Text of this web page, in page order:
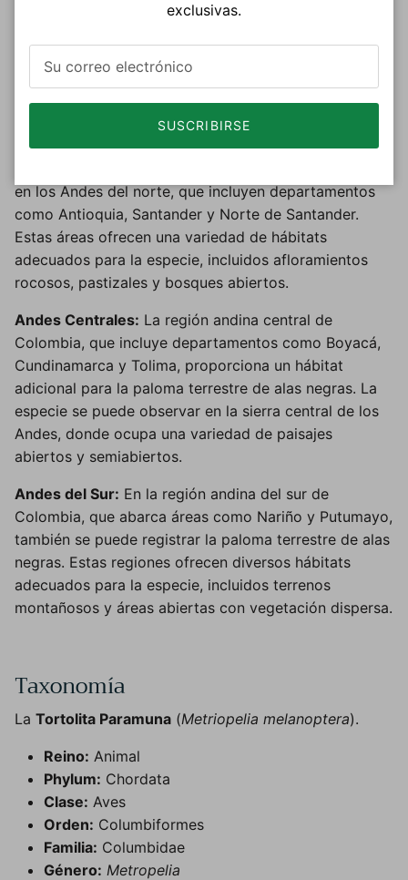
desde las estribaciones andinas a las regiones de
habitar en zonas subandinas con condiciones de
hábitat favorables, como pastizales abiertos y
vegetación arbustiva.
Andes del Norte:Dentro de la región andina
en los Andes del norte, que incluyen departamentos
como Antioquia, Santander y Norte de Santander.
Estas áreas ofrecen una variedad de hábitats
adecuados para la especie, incluidos afloramientos
rocosos, pastizales y bosques abiertos.
Andes Centrales: La región andina central de
Colombia, que incluye departamentos como Boyacá,
Cundinamarca y Tolima, proporciona un hábitat
adicional para la paloma terrestre de alas negras. La
especie se puede observar en la sierra central de los
Andes, donde ocupa una variedad de paisajes
abiertos y semiabiertos.
Andes del Sur: En la región andina del sur de
Colombia, que abarca áreas como Nariño y Putumayo,
también se puede registrar la paloma terrestre de alas
negras. Estas regiones ofrecen diversos hábitats
adecuados para la especie, incluidos terrenos
montañosos y áreas abiertas con vegetación dispersa.
Taxonomía
La Tortolita Paramuna (Metriopelia melanoptera).
Reino: Animal
Phylum: Chordata
Clase: Aves
Orden: Columbiformes
Familia: Columbidae
Género: Metropelia
exclusivas.
SUSCRIBIRSE